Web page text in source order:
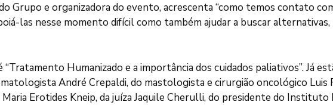
Grupo e organizadora do evento, acrescenta “como temos contato
las nesse momento difícil como também ajudar a buscar
“Tratamento Humanizado e a importância dos cuidados paliativos”. Já
André Crepaldi, do mastologista e cirurgião oncológico Luis
Erotides Kneip, da juíza Jaquile Cherulli, do presidente do